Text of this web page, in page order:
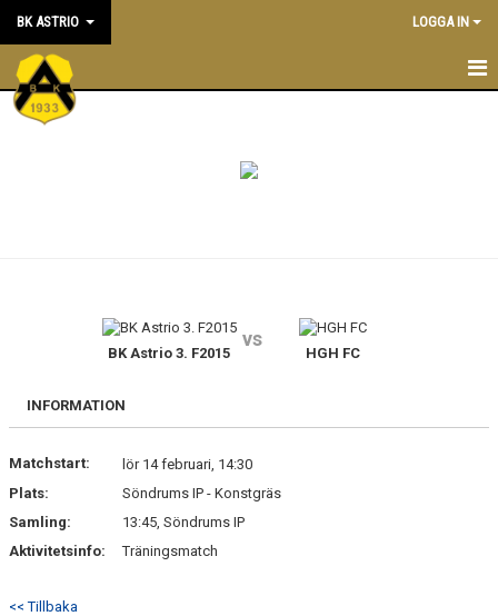
BK ASTRIO LOGGA IN
HEM
BLI MEDLEM
SÖNDRUMS IP
TRYGG I ASTRIO
BK ASTRIO LOPPIS & CAFÉ
BK Astrio 3. F2015
vs
HGH FC
INFORMATION
Matchstart:
lör 14 februari, 14:30
Plats:
Söndrums IP - Konstgräs
Samling:
13:45, Söndrums IP
Aktivitetsinfo:
Träningsmatch
<< Tillbaka